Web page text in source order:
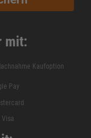
mit: